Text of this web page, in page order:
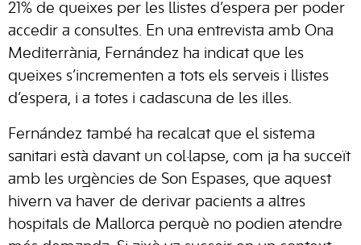
21% de queixes per les llistes d’espera per poder
accedir a consultes. En una entrevista amb Ona
Mediterrània, Fernández ha indicat que les
queixes s’incrementen a tots els serveis i llistes
d’espera, i a totes i cadascuna de les illes.
Fernández també ha recalcat que el sistema
sanitari està davant un col·lapse, com ja ha succeït
amb les urgències de Son Espases, que aquest
hivern va haver de derivar pacients a altres
hospitals de Mallorca perquè no podien atendre